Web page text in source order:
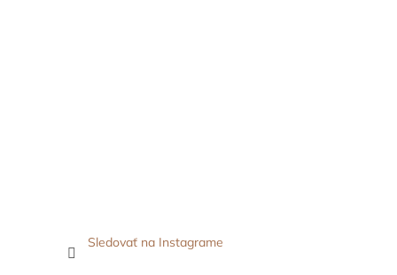
Sledovať na Instagrame